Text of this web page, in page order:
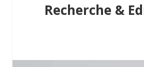
Recherche &